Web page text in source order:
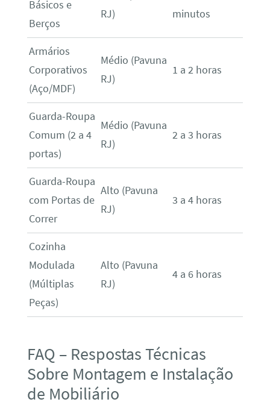
Básicos e
Berços
RJ)
minutos
Armários
Corporativos
(Aço/MDF)
Médio (Pavuna
RJ)
1 a 2 horas
Guarda-Roupa
Comum (2 a 4
portas)
Médio (Pavuna
RJ)
2 a 3 horas
Guarda-Roupa
com Portas de
Correr
Alto (Pavuna
RJ)
3 a 4 horas
Cozinha
Modulada
(Múltiplas
Peças)
Alto (Pavuna
RJ)
4 a 6 horas
FAQ – Respostas Técnicas
Sobre Montagem e Instalação
de Mobiliário